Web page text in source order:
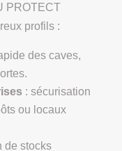
PROTECT
profils :
des caves,
: sécurisation
ou locaux
de stocks